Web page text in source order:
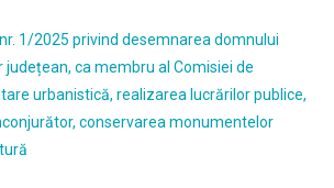
1/2025 privind desemnarea domnului
județean, ca membru al Comisiei de
urbanistică, realizarea lucrărilor publice,
conservarea monumentelor